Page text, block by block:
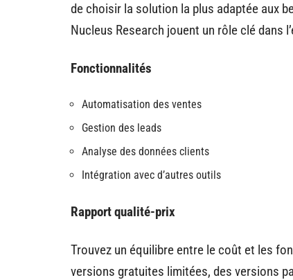
de choisir la solution la plus adaptée aux
Nucleus Research jouent un rôle clé dans
Fonctionnalités
Automatisation des ventes
Gestion des leads
Analyse des données clients
Intégration avec d’autres outils
Rapport qualité-prix
Trouvez un équilibre entre le coût et les
versions gratuites limitées, des versions